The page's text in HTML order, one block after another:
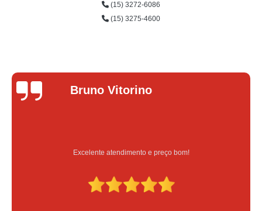
(15) 3272-6086
(15) 3275-4600
Serviço feito na hora e